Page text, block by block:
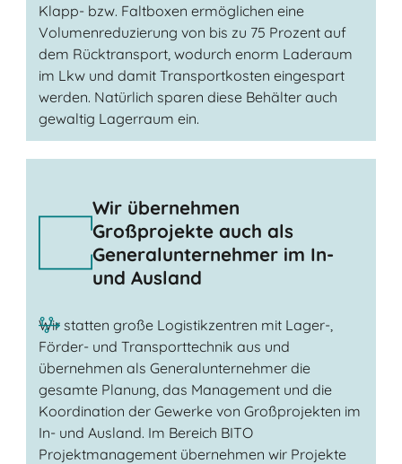
Klapp- bzw. Faltboxen ermöglichen eine
Volumenreduzierung von bis zu 75 Prozent auf
dem Rücktransport, wodurch enorm Laderaum
im Lkw und damit Transportkosten eingespart
werden. Natürlich sparen diese Behälter auch
gewaltig Lagerraum ein.
Wir übernehmen
Großprojekte auch als
Generalunternehmer im In-
und Ausland
Wir statten große Logistikzentren mit Lager-,
Förder- und Transporttechnik aus und
übernehmen als Generalunternehmer die
gesamte Planung, das Management und die
Koordination der Gewerke von Großprojekten im
In- und Ausland. Im Bereich BITO
Projektmanagement übernehmen wir Projekte